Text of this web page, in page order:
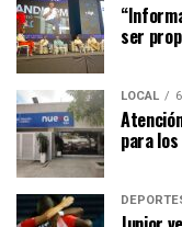
ser
LOCAL
para los